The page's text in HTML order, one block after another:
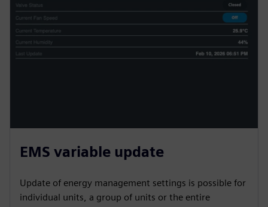
EMS variable update
Update of energy management settings is possible for
individual units, a group of units or the entire